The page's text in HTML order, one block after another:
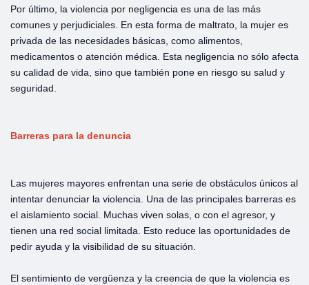
Por último, la violencia por negligencia es una de las más
comunes y perjudiciales. En esta forma de maltrato, la mujer es
privada de las necesidades básicas, como alimentos,
medicamentos o atención médica. Esta negligencia no sólo afecta
su calidad de vida, sino que también pone en riesgo su salud y
seguridad.
Barreras para la denuncia
Las mujeres mayores enfrentan una serie de obstáculos únicos al
intentar denunciar la violencia. Una de las principales barreras es
el aislamiento social. Muchas viven solas, o con el agresor, y
tienen una red social limitada. Esto reduce las oportunidades de
pedir ayuda y la visibilidad de su situación.
El sentimiento de vergüenza y la creencia de que la violencia es